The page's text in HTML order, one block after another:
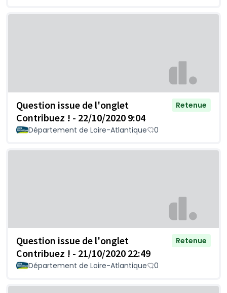
Question issue de l'onglet
Contribuez ! - 22/10/2020 9:04
Retenue
Département de Loire-Atlantique 0
Question issue de l'onglet
Contribuez ! - 21/10/2020 22:49
Retenue
Département de Loire-Atlantique 0